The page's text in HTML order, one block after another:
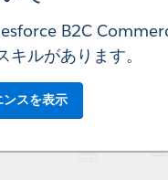
B2C
ルがあります。
スを表示